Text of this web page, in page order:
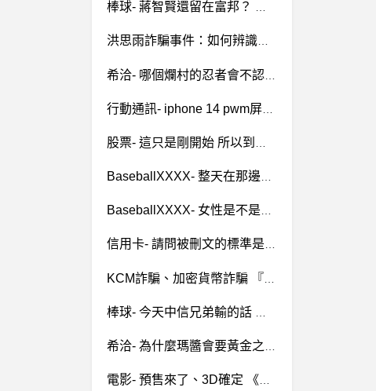
洪思雨詐騙事件：如何辨識高收益、高風險的投資騙局？
BaseballXXXX- 女性是不是也應該有兵役 女性是不是也應該有兵役
信用卡- 請問被刪文的標準是什麼？ 請問被刪文的標準是什麼？
電影- 預售來了、3D確定 《侏羅紀世界 統霸天下 預售來了、3D確定 《侏羅紀世界 統霸天下